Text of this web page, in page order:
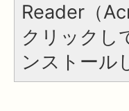
Reader（
クリックし
ンストール